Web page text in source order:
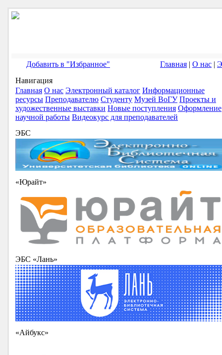
Добавить в "Избранное" Главная | О нас |
Навигация
Главная О нас Электронный каталог Информационные
ресурсы Преподавателю Студенту Музей ВоГУ Проекты и
художественные выставки Новые поступления Оформление
научной работы Видеокурс для преподавателей
ЭБС
«Юрайт»
ЭБС «Лань»
«Айбукс»